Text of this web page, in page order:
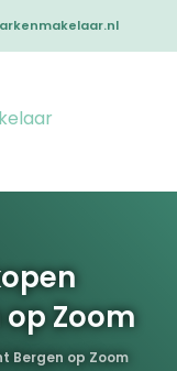
Zoom
Bergen op Zoom